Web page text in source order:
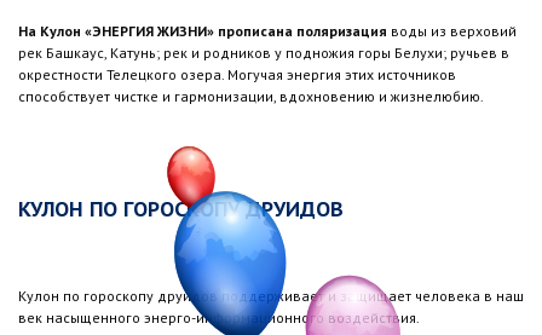
На Кулон «ЭНЕРГИЯ ЖИЗНИ» прописана поляризация воды из верховий
рек Башкаус, Катунь; рек и родников у подножия горы Белухи; ручьев в
окрестности Телецкого озера. Могучая энергия этих источников
способствует чистке и гармонизации, вдохновению и жизнелюбию.
КУЛОН ПО ГОРОСКОПУ ДРУИДОВ
Кулон по гороскопу друидов поддерживает и защищает человека в наш
век насыщенного энерго-информационного воздействия.